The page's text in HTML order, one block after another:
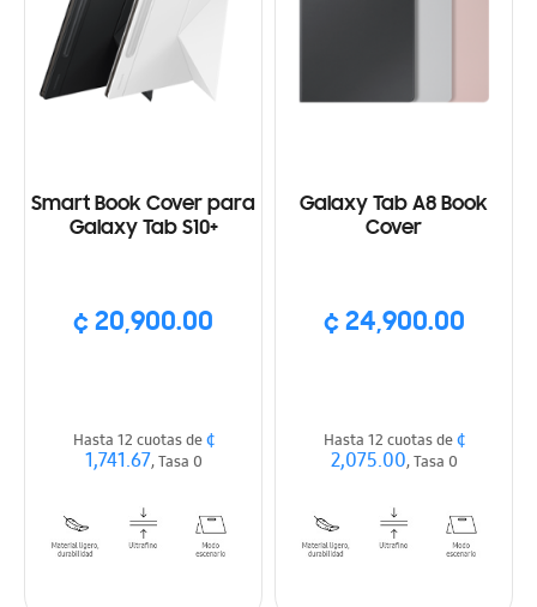
Smart Book Cover para
Galaxy Tab S10+
¢ 20,900.00
Hasta 12 cuotas de¢
1,741.67, Tasa 0
Galaxy Tab A8 Book
Cover
¢ 24,900.00
Hasta 12 cuotas de¢
2,075.00, Tasa 0